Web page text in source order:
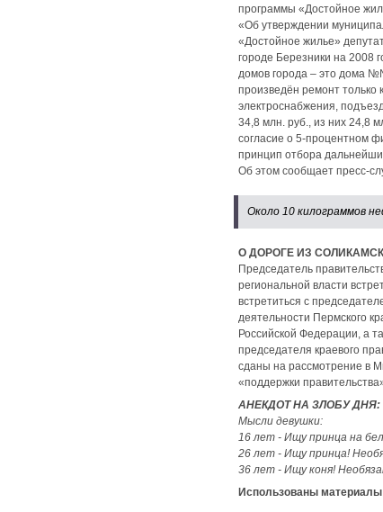
программы «Достойное
«Об утверждении
«Достойное жилье»
городе Березники на 2008
домов города – это дома
произведён ремонт только
электроснабжения,
34,8 млн. руб., из них 24,8
согласие о 5-процентном
принцип отбора
Об этом сообщает пресс-
Около 10 килограммов
О ДОРОГЕ ИЗ
Председатель
региональной власти
встретиться с
деятельности Пермского
Российской Федерации, а
председателя краевого
сданы на рассмотрение в
«поддержки
АНЕКДОТ НА ЗЛОБУ ДНЯ:
Мысли девушки:
16 лет - Ищу принца на
26 лет - Ищу принца!
36 лет - Ищу коня!
Использованы